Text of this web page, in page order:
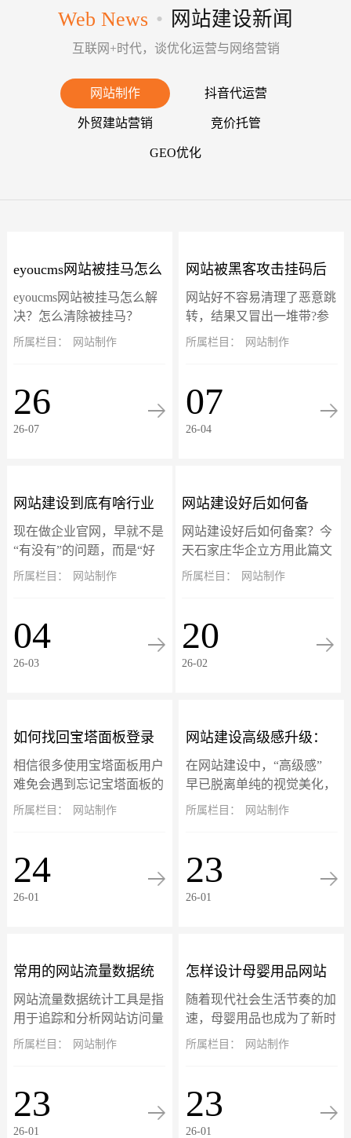
Web News • 网站建设新闻
互联网+时代，谈优化运营与网络营销
网站制作 抖音代运营
外贸建站营销 竞价托管
GEO优化
eyoucms网站被挂马怎么
解决？怎么清除被挂
马？
eyoucms网站被挂马怎么解
决？怎么清除被挂马？
eyoucms网站被挂马后一直
马！此篇文章以eyoucms开
源系...
所属栏目： 网站制作
26
26-07
网站被黑客攻击挂码后
冒出了一堆带"?参数"的
虚假页面怎么解决？
网站好不容易清理了恶意跳
转，结果又冒出一堆带?参
数的虚假页面，确实让人头
擎（如百度）在你网站被攻
击期间抓取并...
所属栏目： 网站制作
07
26-04
网站建设到底有啥行业
标准？别再被低价建站
坑惨了！
现在做企业官网，早就不是
“有没有”的问题，而是“好
不好用、能不能赚钱、够不
的入口、跟客户打交道的核
心阵地。可市面...
所属栏目： 网站制作
04
26-03
网站建设好后如何备
案？个人与企业网站备
案流程详解
网站建设好后如何备案？今
天石家庄华企立方用此篇文
章详细介绍备案流程，适用
营主体的真实性和可追溯
性。根据工信部最新...
所属栏目： 网站制作
20
26-02
如何找回宝塔面板登录
地址、账号和密码？
相信很多使用宝塔面板用户
难免会遇到忘记宝塔面板的
登录地址、账号或密码忘记
回的，以服务器 root 用户登
录命令行...
所属栏目： 网站制作
24
26-01
网站建设高级感升级：
三大核心设计趋势落地
指南
在网站建设中，“高级感”
早已脱离单纯的视觉美化，
升级为 “质感体验 + 情感共
门设计趋势，不仅是头部品
牌...
所属栏目： 网站制作
23
26-01
常用的网站流量数据统
计工具
网站流量数据统计工具是指
用于追踪和分析网站访问量
的工具。这些工具收集和分
量、用户行为、转化率等，
以帮助网站管理员...
所属栏目： 网站制作
23
26-01
怎样设计母婴用品网站
模板的横幅？
随着现代社会生活节奏的加
速，母婴用品也成为了新时
代的产品之一。因此，越来
新手妈妈都可以在网络上找
到适合自己和孩子...
所属栏目： 网站制作
23
26-01